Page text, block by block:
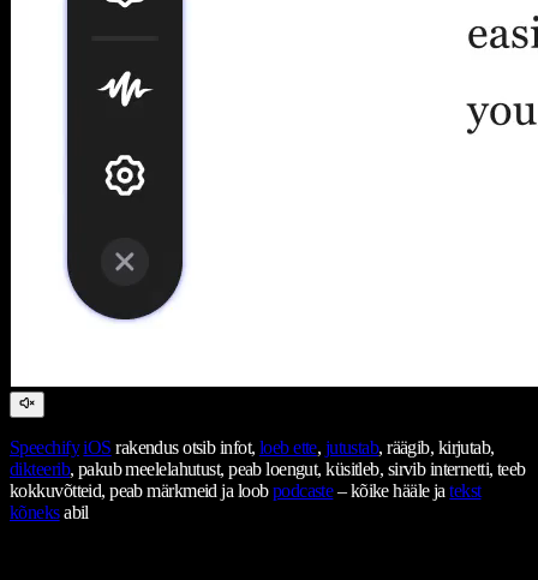
Speechify iOS rakendus otsib infot, loeb ette, jutustab, räägib, kirjutab,
dikteerib, pakub meelelahutust, peab loengut, küsitleb, sirvib internetti, teeb
kokkuvõtteid, peab märkmeid ja loobpodcaste– kõike hääle jatekst
kõneksabil